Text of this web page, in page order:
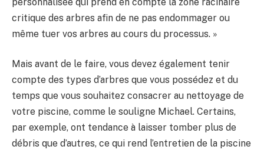
critique des arbres afin de ne pas endommager ou
même tuer vos arbres au cours du processus. »
Mais avant de le faire, vous devez également tenir
compte des types d’arbres que vous possédez et du
temps que vous souhaitez consacrer au nettoyage de
votre piscine, comme le souligne Michael. Certains,
par exemple, ont tendance à laisser tomber plus de
débris que d’autres, ce qui rend l’entretien de la piscine